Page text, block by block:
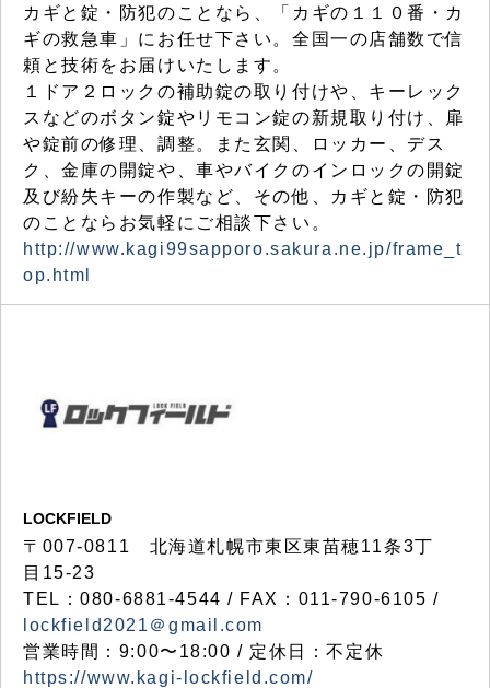
カギと錠・防犯のことなら、「カギの１１０番・カ
ギの救急車」にお任せ下さい。全国一の店舗数で信
頼と技術をお届けいたします。
１ドア２ロックの補助錠の取り付けや、キーレック
スなどのボタン錠やリモコン錠の新規取り付け、扉
や錠前の修理、調整。また玄関、ロッカー、デス
ク、金庫の開錠や、車やバイクのインロックの開錠
及び紛失キーの作製など、その他、カギと錠・防犯
のことならお気軽にご相談下さい。
http://www.kagi99sapporo.sakura.ne.jp/frame_t
op.html
LOCKFIELD
〒007-0811 北海道札幌市東区東苗穂11条3丁
目15-23
TEL：080-6881-4544 / FAX：011-790-6105 /
lockfield2021＠gmail.com
営業時間：9:00〜18:00 / 定休日：不定休
https://www.kagi-lockfield.com/